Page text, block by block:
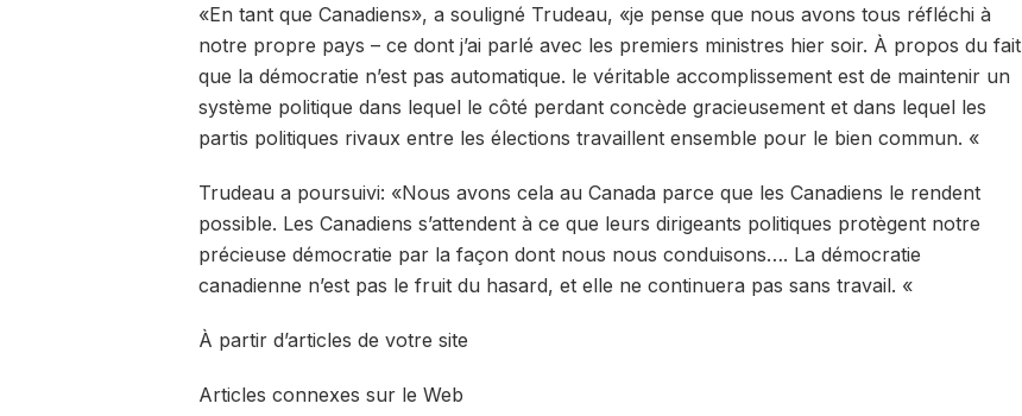
«En tant que Canadiens», a souligné Trudeau, «je pense que nous avons tous réfléchi à
notre propre pays – ce dont j’ai parlé avec les premiers ministres hier soir. À propos du fait
que la démocratie n’est pas automatique. le véritable accomplissement est de maintenir un
système politique dans lequel le côté perdant concède gracieusement et dans lequel les
partis politiques rivaux entre les élections travaillent ensemble pour le bien commun. «
Trudeau a poursuivi: «Nous avons cela au Canada parce que les Canadiens le rendent
possible. Les Canadiens s’attendent à ce que leurs dirigeants politiques protègent notre
précieuse démocratie par la façon dont nous nous conduisons…. La démocratie
canadienne n’est pas le fruit du hasard, et elle ne continuera pas sans travail. «
À partir d’articles de votre site
Articles connexes sur le Web